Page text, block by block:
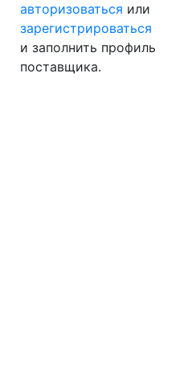
авторизоваться или
зарегистрироваться
и заполнить профиль
поставщика.